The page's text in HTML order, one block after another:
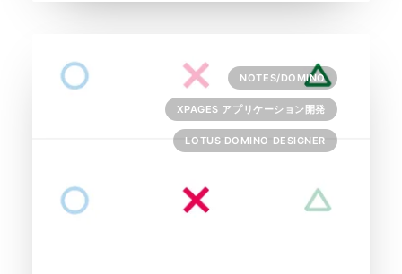
NOTES/DOMINO
XPAGES アプリケーション開発
LOTUS DOMINO DESIGNER